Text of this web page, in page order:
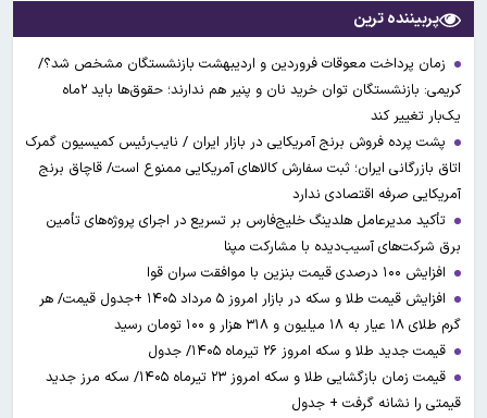
پربیننده ترین
زمان پرداخت معوقات فروردین و اردیبهشت بازنشستگان مشخص شد؟/
کریمی: بازنشستگان توان خرید نان و پنیر هم ندارند؛ حقوق‌ها باید ۲ماه
یک‌بار تغییر کند
پشت پرده فروش برنج آمریکایی در بازار ایران / نایب‌رئیس کمیسیون گمرک
اتاق بازرگانی ایران؛ ثبت سفارش کالاهای آمریکایی ممنوع است/ قاچاق برنج
آمریکایی صرفه اقتصادی ندارد
تأکید مدیرعامل هلدینگ خلیج‌فارس بر تسریع در اجرای پروژه‌های تأمین
برق شرکت‌های آسیب‌دیده با مشارکت مپنا
افزایش ۱۰۰ درصدی قیمت بنزین با موافقت سران قوا
افزایش قیمت طلا و سکه در بازار امروز ۵ مرداد ۱۴۰۵ +جدول قیمت/ هر
گرم طلای ۱۸ عیار به ۱۸ میلیون و ۳۱۸ هزار و ۱۰۰ تومان رسید
قیمت جدید طلا و سکه امروز ۲۶ تیرماه ۱۴۰۵/ جدول
قیمت زمان بازگشایی طلا و سکه امروز ۲۳ تیرماه ۱۴۰۵/ سکه مرز جدید
قیمتی را نشانه گرفت + جدول